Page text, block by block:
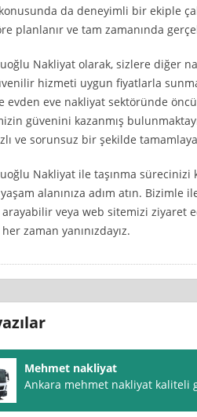
konusunda da deneyimli bir ekiple
planlanır ve tam zamanında
Nakliyat olarak, sizlere diğer
hizmeti uygun fiyatlarla
evden eve nakliyat sektöründe
güvenini kazanmış
ve sorunsuz bir şekilde
Nakliyat ile taşınma sürecinizi
alanınıza adım atın. Bizimle
arayabilir veya web sitemizi ziyaret
zaman yanınızdayız.
Mehmet nakliyat
Ankara mehmet nakliyat kaliteli